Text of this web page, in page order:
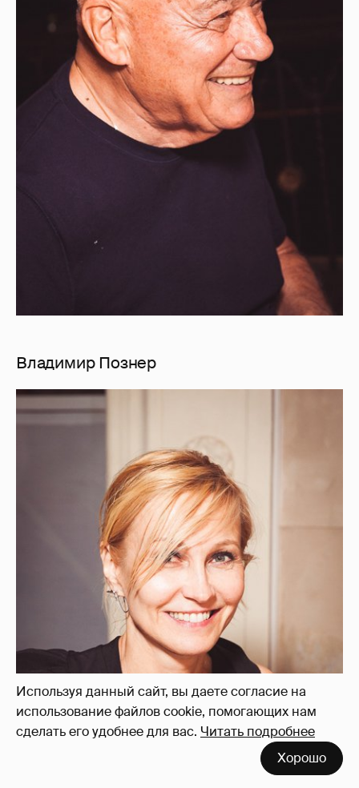
Используя данный сайт, вы даете согласие на
использование файлов cookie, помогающих нам
сделать его удобнее для вас. Читать подробнее
Хорошо
Владимир Познер